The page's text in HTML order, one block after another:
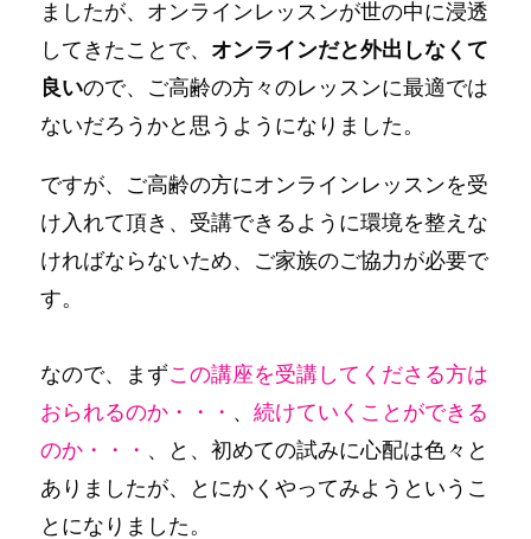
ましたが、オンラインレッスンが世の中に浸透
してきたことで、 オンラインだと外出しなくて
良いので、ご高齢の方々のレッスンに最適では
ないだろうかと思うようになりました。
ですが、ご高齢の方にオンラインレッスンを受
け入れて頂き、受講できるように環境を整えな
ければならないため、ご家族のご協力が必要で
す。
なので、まずこの講座を受講してくださる方は
おられるのか・・・ 、続けていくことができる
のか・・・ 、と、初めての試みに心配は色々と
ありましたが、とにかくやってみようというこ
とになりました。